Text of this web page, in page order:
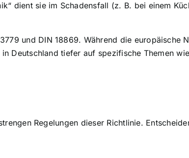
dient sie im Schadensfall (z. B. bei einem
und DIN 18869. Während die europäische
Deutschland tiefer auf spezifische Themen
Regelungen dieser Richtlinie.